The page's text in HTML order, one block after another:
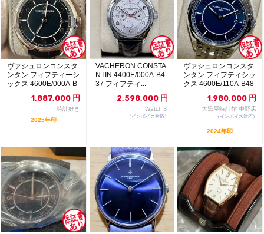
ヴァシュロンコンスタ
ンタン フィフティーシ
ックス 4600E/000A-B
1,887,000 円
時計好き
2025年印
VACHERON CONSTA
NTIN 4400E/000A-B4
37 フィフティ...
2,598,000 円
Watch３
（インボイス対応）
ヴァシュロンコンスタ
ンタン フィフティシッ
クス 4600E/110A-B48
1,980,000 円
大黒屋時計館 中野店
（インボイス対応）
2024年印